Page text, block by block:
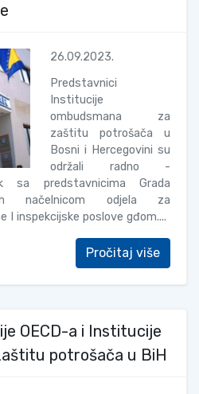
26.09.2023.
Predstavnici
Institucije
ombudsmana za
zaštitu potrošača u
Bosni i Hercegovini su
održali radno -
sa predstavnicima Grada
načelnicom odjela za
I inspekcijske poslove gđom....
Pročitaj više
OECD-a i Institucije
potrošača u BiH